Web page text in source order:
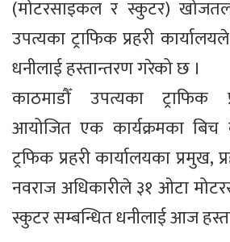
(मोटरसाइकल र स्कुटर)
उपत्यका ट्राफिक प्रहरी
धनीलाई हस्तान्तरण गरेको छ ।
काठमाडौँ उपत्यका ट्राफिक
आयोजित एक कार्यक्रमका बिच
ट्रफिक प्रहरी कार्यालयका प्रमुख,
नवराज अधिकारीले ३१ ओटा
स्कुटर सम्बन्धित धनीलाई आज